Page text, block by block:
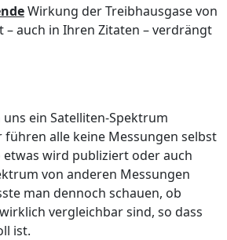
Wirkung der Treibhausgase von
– auch in Ihren Zitaten – verdrängt
ein Satelliten-Spektrum
führen alle keine Messungen selbst
wird publiziert oder auch
von anderen Messungen
man dennoch schauen, ob
vergleichbar sind, so dass
ist.